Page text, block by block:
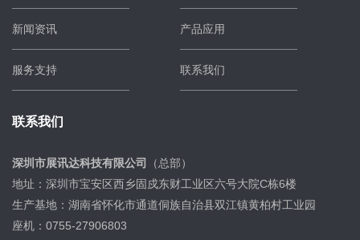
新闻资讯 产品应用
服务支持 联系我们
联系我们
深圳市展讯达科技有限公司
（总部）
地址：深圳市宝安区西乡固戍东财工业区六号大院C栋6楼
生产基地：湖南省怀化市通道侗族自治县双江镇黄柏村工业园
座机：0755-27906803